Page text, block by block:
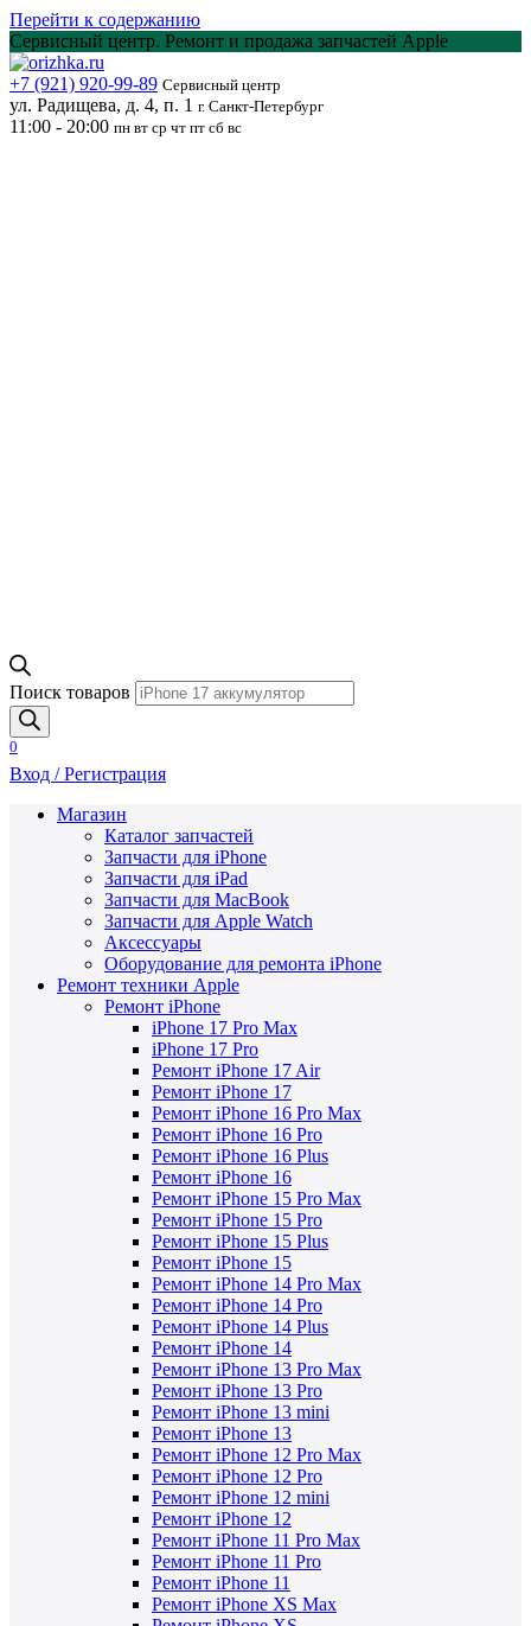
Перейти к содержанию
Сервисный центр. Ремонт и продажа запчастей Apple
+7 (921) 920-99-89 Сервисный центр
ул. Радищева, д. 4, п. 1 г. Санкт-Петербург
11:00 - 20:00 пн вт ср чт пт сб вс
Поиск товаров
0
Вход / Регистрация
Магазин
Каталог запчастей
Запчасти для iPhone
Запчасти для iPad
Запчасти для MacBook
Запчасти для Apple Watch
Аксессуары
Оборудование для ремонта iPhone
Ремонт техники Apple
Ремонт iPhone
iPhone 17 Pro Max
iPhone 17 Pro
Ремонт iPhone 17 Air
Ремонт iPhone 17
Ремонт iPhone 16 Pro Max
Ремонт iPhone 16 Pro
Ремонт iPhone 16 Plus
Ремонт iPhone 16
Ремонт iPhone 15 Pro Max
Ремонт iPhone 15 Pro
Ремонт iPhone 15 Plus
Ремонт iPhone 15
Ремонт iPhone 14 Pro Max
Ремонт iPhone 14 Pro
Ремонт iPhone 14 Plus
Ремонт iPhone 14
Ремонт iPhone 13 Pro Max
Ремонт iPhone 13 Pro
Ремонт iPhone 13 mini
Ремонт iPhone 13
Ремонт iPhone 12 Pro Max
Ремонт iPhone 12 Pro
Ремонт iPhone 12 mini
Ремонт iPhone 12
Ремонт iPhone 11 Pro Max
Ремонт iPhone 11 Pro
Ремонт iPhone 11
Ремонт iPhone XS Max